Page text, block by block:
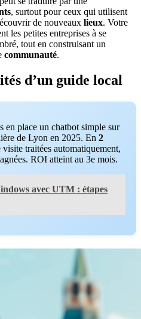
, surtout pour ceux qui utilisent
de nouveaux lieux. Votre
les petites entreprises à se
tout en construisant un
communauté.
d’un guide local
en place un chatbot simple sur
de Lyon en 2025. En 2
visite traitées automatiquement,
ROI atteint au 3e mois.
avec UTM : étapes